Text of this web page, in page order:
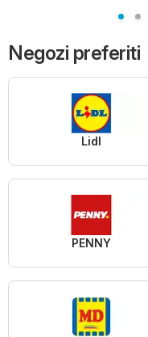
Negozi preferiti
Lidl
PENNY